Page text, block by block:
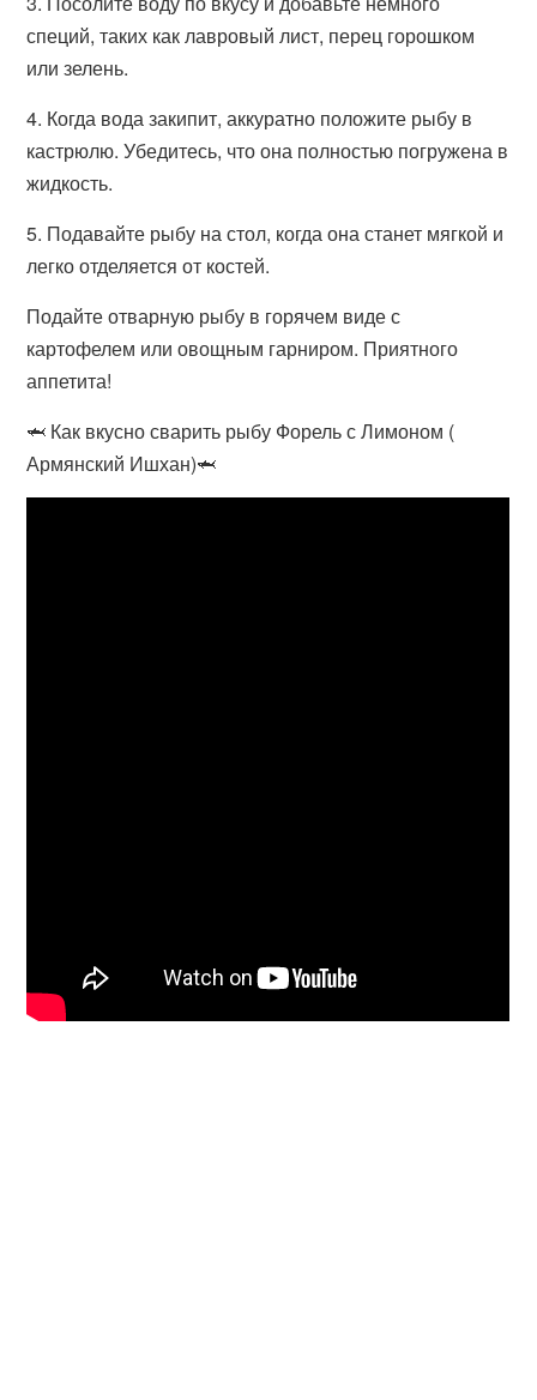
специй, таких как лавровый лист, перец горошком
или зелень.
4. Когда вода закипит, аккуратно положите рыбу в
кастрюлю. Убедитесь, что она полностью погружена в
жидкость.
5. Подавайте рыбу на стол, когда она станет мягкой и
легко отделяется от костей.
Подайте отварную рыбу в горячем виде с
картофелем или овощным гарниром. Приятного
аппетита!
🦈 Как вкусно сварить рыбу Форель с Лимоном (
Армянский Ишхан)🦈